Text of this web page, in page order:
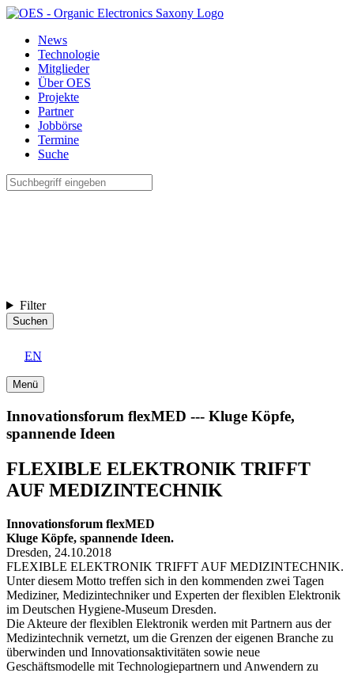
News
Technologie
Mitglieder
Über OES
Projekte
Partner
Jobbörse
Termine
Suche
Filter
Suchen
EN
Menü
Innovationsforum flexMED --- Kluge Köpfe,
spannende Ideen
FLEXIBLE ELEKTRONIK TRIFFT
AUF MEDIZINTECHNIK
Innovationsforum flexMED
Kluge Köpfe, spannende Ideen.
Dresden, 24.10.2018
FLEXIBLE ELEKTRONIK TRIFFT AUF MEDIZINTECHNIK.
Unter diesem Motto treffen sich in den kommenden zwei Tagen
Mediziner, Medizintechniker und Experten der flexiblen Elektronik
im Deutschen Hygiene-Museum Dresden.
Die Akteure der flexiblen Elektronik werden mit Partnern aus der
Medizintechnik vernetzt, um die Grenzen der eigenen Branche zu
überwinden und Innovationsaktivitäten sowie neue
Geschäftsmodelle mit Technologiepartnern und Anwendern zu